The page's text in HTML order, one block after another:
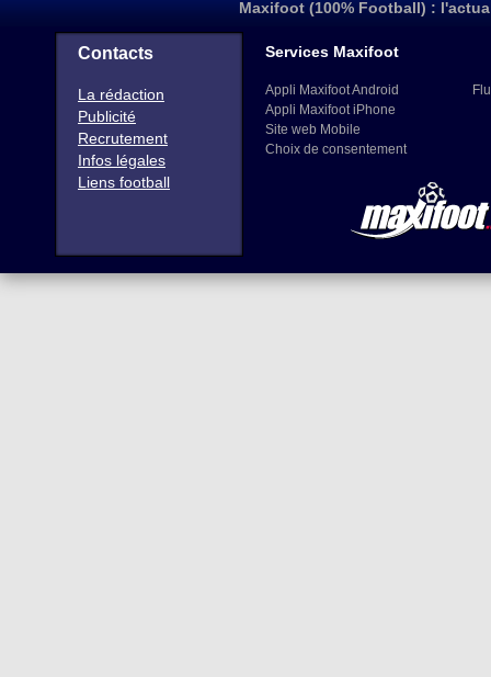
Maxifoot (100% Football) :
Contacts
La rédaction
Publicité
Recrutement
Infos légales
Liens football
Services Maxifoot
Appli Maxifoot Android
Appli Maxifoot iPhone
Site web Mobile
Choix de consentement